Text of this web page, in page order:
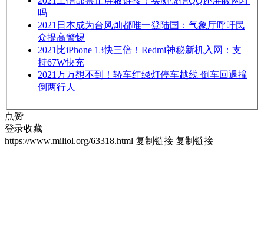
吗
2021 日本成为台风灿都唯一登陆国：气象厅呼吁民
众提高警惕
2021 比iPhone 13快三倍！Redmi神秘新机入网：支
持67W快充
2021万万想不到！轿车红绿灯停车越线 倒车回退撞
倒两行人
点赞
登录收藏
https://www.miliol.org/63318.html 复制链接 复制链接